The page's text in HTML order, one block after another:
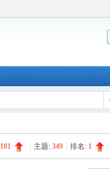
181 主题: 349 排名: 1